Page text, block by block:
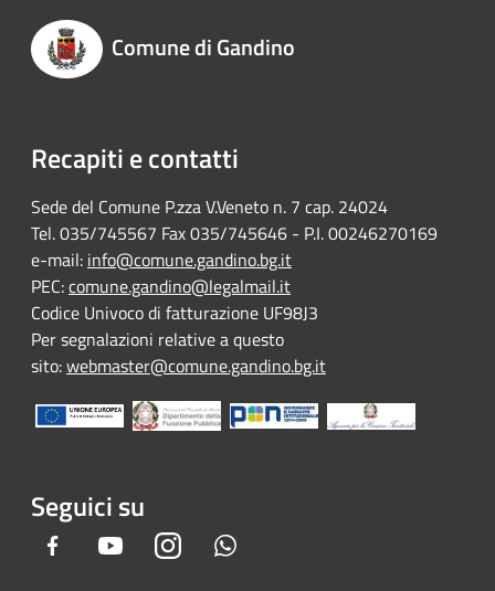
Comune di Gandino
Recapiti e contatti
Sede del Comune P.zza V.Veneto n. 7 cap. 24024
Tel. 035/745567 Fax 035/745646 - P.I. 00246270169
e-mail: info@comune.gandino.bg.it
PEC:comune.gandino@legalmail.it
Codice Univoco di fatturazione UF98J3
Per segnalazioni relative a questo
sito:webmaster@comune.gandino.bg.it
Seguici su
Facebook YoutubeInstagram